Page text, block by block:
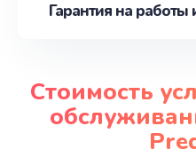
Гарантия на работы
Стоимость